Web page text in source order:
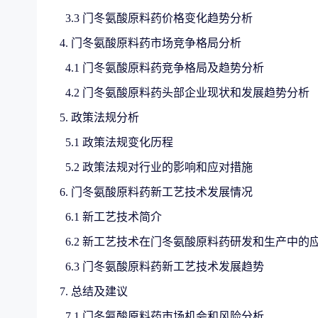
3.3 门冬氨酸原料药价格变化趋势分析
4. 门冬氨酸原料药市场竞争格局分析
4.1 门冬氨酸原料药竞争格局及趋势分析
4.2 门冬氨酸原料药头部企业现状和发展趋势分析
5. 政策法规分析
5.1 政策法规变化历程
5.2 政策法规对行业的影响和应对措施
6. 门冬氨酸原料药新工艺技术发展情况
6.1 新工艺技术简介
6.2 新工艺技术在门冬氨酸原料药研发和生产中的
6.3 门冬氨酸原料药新工艺技术发展趋势
7. 总结及建议